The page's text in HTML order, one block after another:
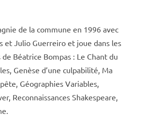
de la commune en 1996 avec
et Julio Guerreiro et joue dans les
de Béatrice Bompas : Le Chant du
Genèse d’une culpabilité, Ma
Géographies Variables,
Reconnaissances Shakespeare,